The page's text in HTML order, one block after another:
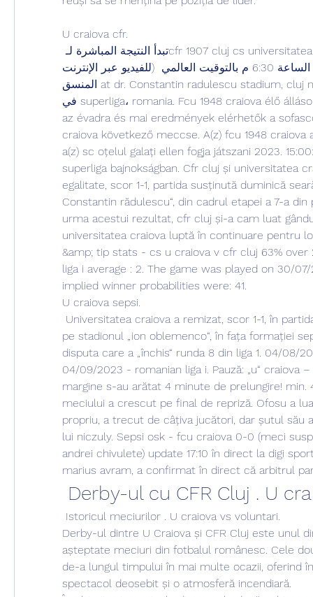
U craiova cfr.
تبدأ النتيجة المباشرة لـcfr 1907 cluj cs universitatea craiova (والبث المباشر
للفيديو عبر الإنترنت) في 30 يوليو 2023 الساعة 6:30 م بالتوقيت العالمي
المنسق at dr. Constantin radulescu stadium, cluj napoca city, romania
في superliga، romania. Fcu 1948 craiova élő állások, játékosok, program
az évadra és mai eredmények elérhetők a
craiova következő meccse. A(z) fcu 1948
a(z) sc oțelul galați ellen fogja játszani 2023.
superliga bajnokságban. Cfr cluj și universitatea
egalitate, scor 1-1, partida susținută duminică
Constantin rădulescu“, din cadrul etapei a 7-a
urma acestui rezultat, cfr cluj și-a cam luat
universitatea craiova luptă în continuare pentru
&amp; tip stats - cs u craiova v cfr cluj 63%
liga i average : 2. The game was played on 30/
implied winner probabilities were: 41.
U craiova sepsi.
pe stadionul „ion oblemenco“, în fața formației
disputa care a „închis“ runda 8 din liga 1. 04/08/
04/09/2023 - romanian liga i. Pauză: „u“ craiova
margine s-au arătat 4 minute de prelungire! min.
meciului a crescut pe final de repriză. Ofosu a
propriu, a trecut de câțiva jucători, dar șutul său
lui niczuly. Sepsi osk - fcu craiova 0-0 (meci
andrei chivulete) update 17:10 în direct la digi
marius avram, a confirmat în direct că arbitrul
Derby-ul cu CFR Cluj . U
Istoricul meciurilor . U craiova vs voluntari.
Derby-ul dintre U Craiova și CFR Cluj este unul
așteptate meciuri din fotbalul românesc. Cele
de-a lungul timpului în mai multe ocazii, oferind
spectacol deosebit și o atmosferă incendiară.